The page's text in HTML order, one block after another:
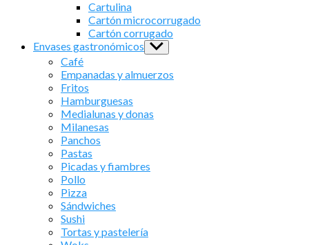
sub
menu
Cartulina
Cartón microcorrugado
Cartón corrugado
Envases gastronómicos Show
sub
Café
Empanadas y almuerzos
Fritos
Hamburguesas
Medialunas y donas
Milanesas
Panchos
Pastas
Picadas y fiambres
Pollo
Pizza
Sándwiches
Sushi
Tortas y pastelería